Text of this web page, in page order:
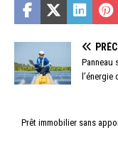
Panneau
l’énergie
Prêt immobilier sans